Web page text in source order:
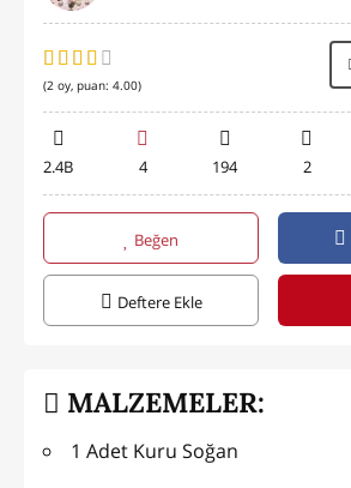
(2 oy, puan: 4.00)
2.4B 4 194 2
Beğen
Deftere Ekle
MALZEMELER:
1 Adet Kuru Soğan